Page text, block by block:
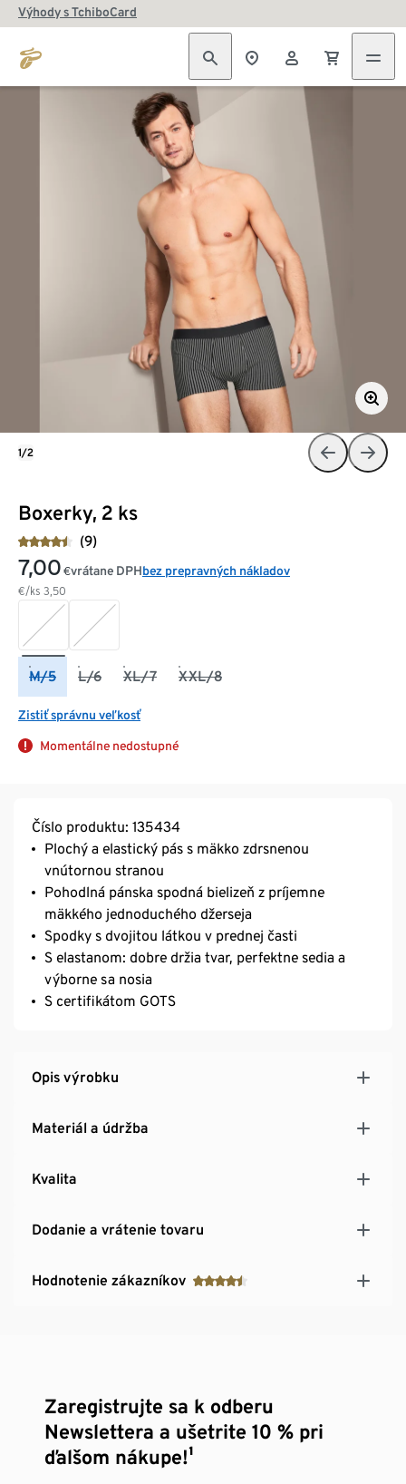
Výhody s TchiboCard
Boxerky, 2 ks
(9)
7,00 €
€/ks 3,50
vrátane DPHbez prepravných nákladov
M/5 L/6 XL/7 XXL/8
Zistiť správnu veľkosť
Momentálne nedostupné
1/2
Číslo produktu: 135434
Plochý a elastický pás s mäkko zdrsnenou
vnútornou stranou
Pohodlná pánska spodná bielizeň z príjemne
mäkkého jednoduchého džerseja
Spodky s dvojitou látkou v prednej časti
S elastanom: dobre držia tvar, perfektne sedia a
výborne sa nosia
S certifikátom GOTS
Opis výrobku
Materiál a údržba
Kvalita
Dodanie a vrátenie tovaru
Hodnotenie zákazníkov
Zaregistrujte sa k odberu
Newslettera a ušetrite 10 % pri
ďalšom nákupe!¹